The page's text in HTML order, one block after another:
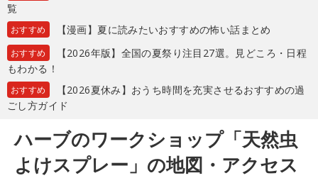
覧
おすすめ 【漫画】夏に読みたいおすすめの怖い話まとめ
おすすめ
【2026年版】全国の夏祭り注目27選。見どころ・日程
もわかる！
おすすめ
【2026夏休み】おうち時間を充実させるおすすめの過
ごし方ガイド
ハーブのワークショップ「天然虫
よけスプレー」の地図・アクセス